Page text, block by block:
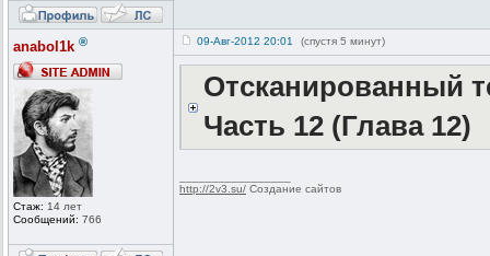
anabol1k ®
Стаж: 14 лет
Сообщений: 766
09-Авг-2012 20:01 (спустя 5 минут)
Отсканированный
Часть 12 (Глава 12)
http://2v3.su/ Создание сайтов